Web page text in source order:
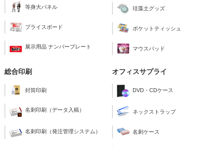
等身大パネル
プライスボード
展示用品 ナンバープレート
珪藻土グッズ
ポケットティッシュ
マウスパッド
総合印刷
封筒印刷
名刺印刷（データ入稿）
名刺印刷（発注管理システム）
オフィスサプライ
DVD・CDケース
ネックストラップ
名刺ケース